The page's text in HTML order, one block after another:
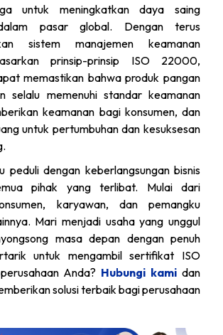
untuk meningkatkan daya saing
pasar global. Dengan terus
sistem manajemen keamanan
prinsip-prinsip ISO 22000,
memastikan bahwa produk pangan
selalu memenuhi standar keamanan
keamanan bagi konsumen, dan
untuk pertumbuhan dan kesuksesan
peduli dengan keberlangsungan bisnis
pihak yang terlibat. Mulai dari
karyawan, dan pemangku
Mari menjadi usaha yang unggul
masa depan dengan penuh
untuk mengambil sertifikat ISO
Anda? Hubungi kami dan
solusi terbaik bagi perusahaan